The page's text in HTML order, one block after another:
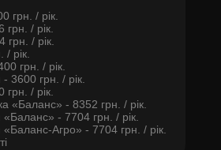
грн. / рік.
грн. / рік.
грн. / рік.
/ рік.
грн. / рік.
3600 грн. / рік.
грн. / рік.
«Баланс» - 8352 грн. / рік.
- 7704 грн. / рік.
Агро» - 7704 грн. / рік.